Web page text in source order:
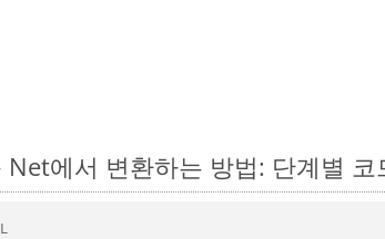
Net에서 변환하는 방법: 단계별 코